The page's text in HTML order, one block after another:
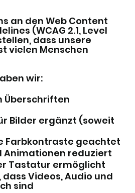
an den Web Content
(WCAG 2.1, Level
dass unsere
vielen Menschen
wir:
Überschriften
Bilder ergänzt (soweit
Farbkontraste geachtet
Animationen reduziert
Tastatur ermöglicht
Videos, Audio und
sind